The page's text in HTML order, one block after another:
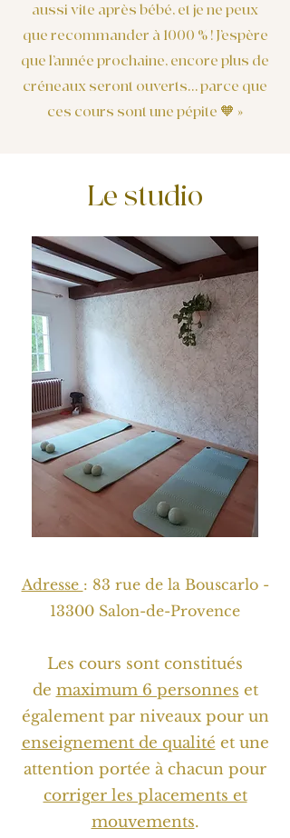
aussi vite après bébé, et je ne peux
que recommander à 1000 % ! J’espère
que l’année prochaine, encore plus de
créneaux seront ouverts… parce que
ces cours sont une pépite 🧡 »
Le studio
Adresse : 83 rue de la Bouscarlo -
13300 Salon-de-Provence
Les cours sont constitués
de maximum 6 personnes et
également par niveaux pour un
enseignement de qualité et une
attention portée à chacun pour
corriger les placements et
mouvements.